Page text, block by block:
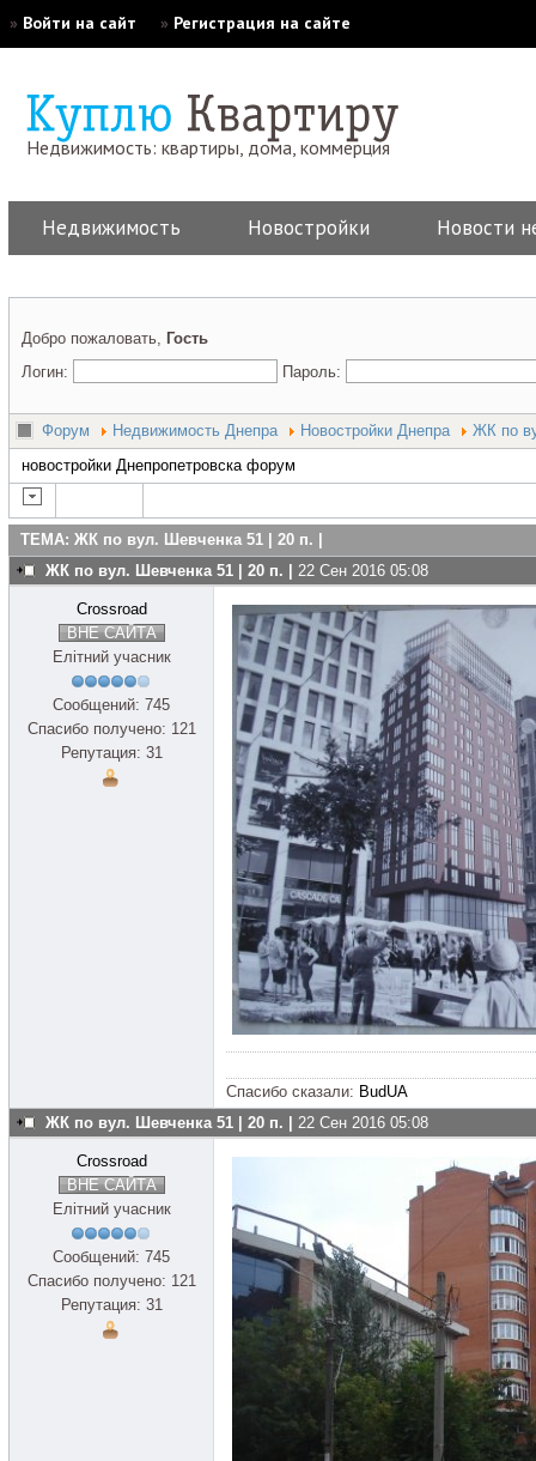
» Войти на сайт » Регистрация на сайте
Недвижимость: квартиры, дома, коммерция
Недвижимость Новостройки Новости
Добро пожаловать, Гость
Логин:
Пароль:
Форум Недвижимость Днепра Новостройки Днепра
ЖК по
новостройки Днепропетровска форум
ТЕМА: ЖК по вул. Шевченка 51 | 20 п. |
ЖК по вул. Шевченка 51 | 20 п. | 22 Сен 2016 05:08
Crossroad
ВНЕ САЙТА
Елітний учасник
Сообщений: 745
Спасибо получено: 121
Репутация: 31
Спасибо сказали: BudUA
ЖК по вул. Шевченка 51 | 20 п. | 22 Сен 2016 05:08
Crossroad
ВНЕ САЙТА
Елітний учасник
Сообщений: 745
Спасибо получено: 121
Репутация: 31